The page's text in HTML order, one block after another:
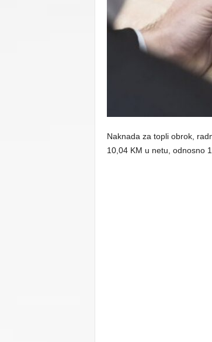
U
Naknada za topli obrok,
10,04 KM u netu, odnosno